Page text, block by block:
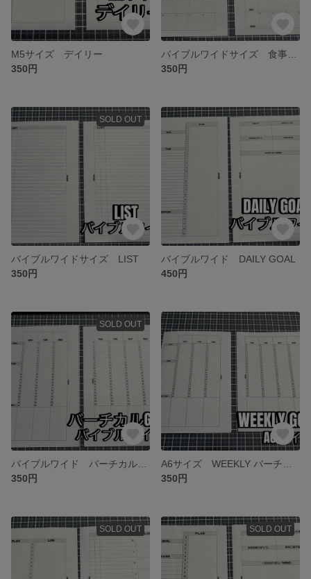
M5サイズ デイリー
350円
350円
SOLD OUT
バイブルワイドサイズ LIST
350円
バイブルワイド DAILY GOAL
450円
SOLD OUT
350円
350円
SOLD OUT SOLD OUT